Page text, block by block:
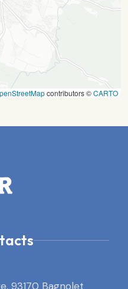
contributors ©CARTO
93170 Bagnolet